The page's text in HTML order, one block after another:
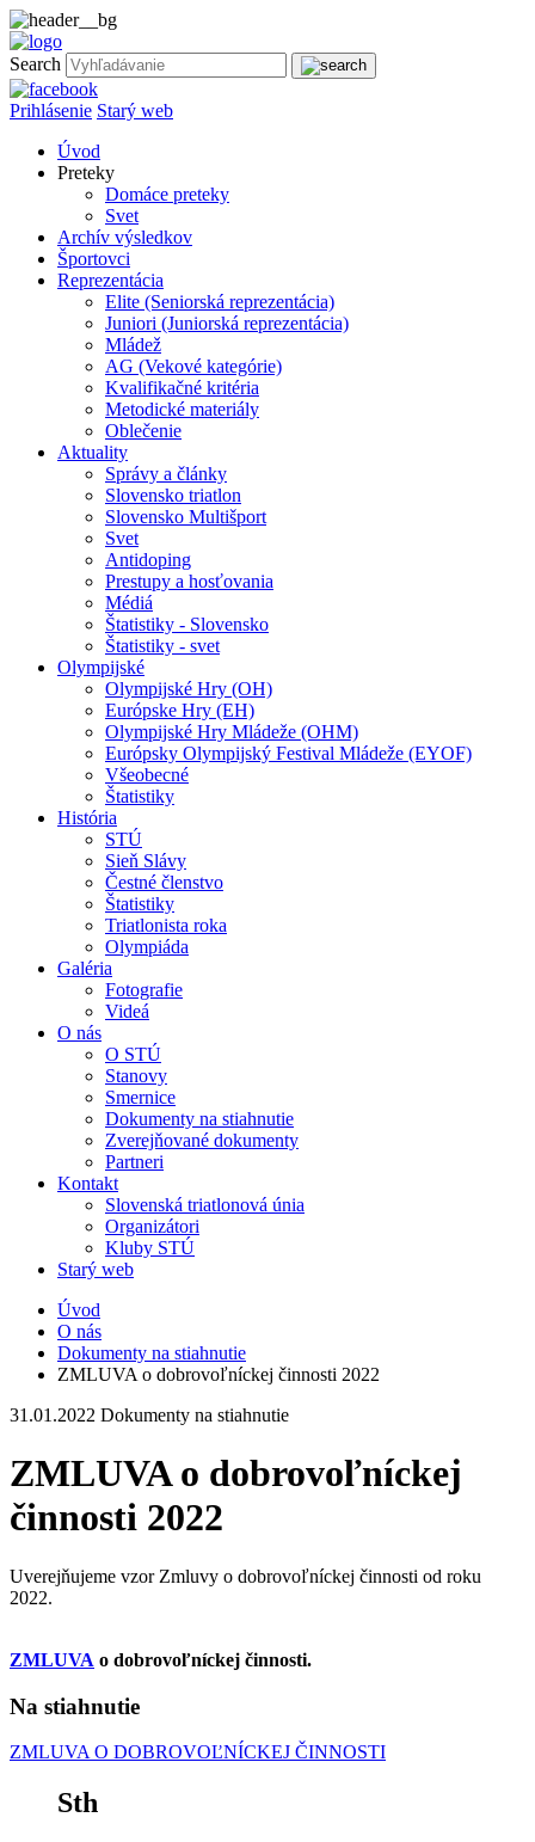
Search
Prihlásenie Starý web
Úvod
Preteky
Domáce preteky
Svet
Archív výsledkov
Športovci
Reprezentácia
Elite (Seniorská reprezentácia)
Juniori (Juniorská reprezentácia)
Mládež
AG (Vekové kategórie)
Kvalifikačné kritéria
Metodické materiály
Oblečenie
Aktuality
Správy a články
Slovensko triatlon
Slovensko Multišport
Svet
Antidoping
Prestupy a hosťovania
Médiá
Štatistiky - Slovensko
Štatistiky - svet
Olympijské
Olympijské Hry (OH)
Európske Hry (EH)
Olympijské Hry Mládeže (OHM)
Európsky Olympijský Festival Mládeže (EYOF)
Všeobecné
Štatistiky
História
STÚ
Sieň Slávy
Čestné členstvo
Štatistiky
Triatlonista roka
Olympiáda
Galéria
Fotografie
Videá
O nás
O STÚ
Stanovy
Smernice
Dokumenty na stiahnutie
Zverejňované dokumenty
Partneri
Kontakt
Slovenská triatlonová únia
Organizátori
Kluby STÚ
Starý web
Úvod
O nás
Dokumenty na stiahnutie
ZMLUVA o dobrovoľníckej činnosti 2022
31.01.2022 Dokumenty na stiahnutie
ZMLUVA o dobrovoľníckej
činnosti 2022
Uverejňujeme vzor Zmluvy o dobrovoľníckej činnosti od roku
2022.
ZMLUVA o dobrovoľníckej činnosti.
Na stiahnutie
ZMLUVA O DOBROVOĽNÍCKEJ ČINNOSTI
Sth